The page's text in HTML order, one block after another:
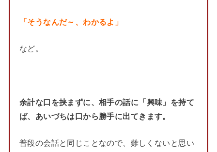
「そうなんだ～、わかるよ」
など。
余計な口を挟まずに、相手の話に「興味」を持て
ば、 あいづちは口から勝手に出てきます。
普段の会話と同じことなので、難しくないと思い